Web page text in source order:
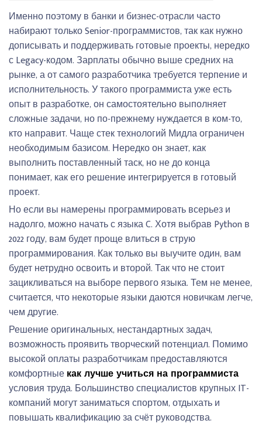
Именно поэтому в банки и бизнес-отрасли часто
набирают только Senior-программистов, так как нужно
дописывать и поддерживать готовые проекты, нередко
с Legacy-кодом. Зарплаты обычно выше средних на
рынке, а от самого разработчика требуется терпение и
исполнительность. У такого программиста уже есть
опыт в разработке, он самостоятельно выполняет
сложные задачи, но по-прежнему нуждается в ком-то,
кто направит. Чаще стек технологий Мидла ограничен
необходимым базисом. Нередко он знает, как
выполнить поставленный таск, но не до конца
понимает, как его решение интегрируется в готовый
проект.
Но если вы намерены программировать всерьез и
надолго, можно начать с языка C. Хотя выбрав Python в
2022 году, вам будет проще влиться в струю
программирования. Как только вы выучите один, вам
будет нетрудно освоить и второй. Так что не стоит
зацикливаться на выборе первого языка. Тем не менее,
считается, что некоторые языки даются новичкам легче,
чем другие.
Решение оригинальных, нестандартных задач,
возможность проявить творческий потенциал. Помимо
высокой оплаты разработчикам предоставляются
комфортныекак лучше учиться на программиста
условия труда. Большинство специалистов крупных IT-
компаний могут заниматься спортом, отдыхать и
повышать квалификацию за счёт руководства.